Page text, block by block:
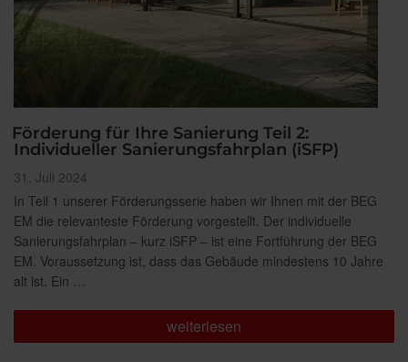
Förderung für Ihre Sanierung Teil 2:
Individueller Sanierungsfahrplan (iSFP)
Veröffentlicht
am
31. Juli 2024
In Teil 1 unserer Förderungsserie haben wir Ihnen mit der BEG
EM die relevanteste Förderung vorgestellt. Der individuelle
Sanierungsfahrplan – kurz iSFP – ist eine Fortführung der BEG
EM. Voraussetzung ist, dass das Gebäude mindestens 10 Jahre
alt ist. Ein …
„Förderung
für
weiterlesen